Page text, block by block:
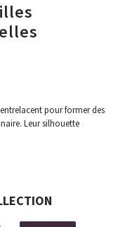
pour former des
Leur silhouette